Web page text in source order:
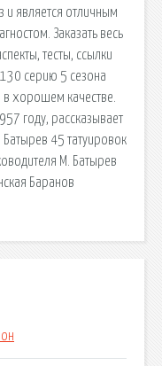
и является отличным
Заказать весь
тесты, ссылки
серию 5 сезона
в хорошем качестве.
году, рассказывает
45 татуировок
М. Батырев
Баранов